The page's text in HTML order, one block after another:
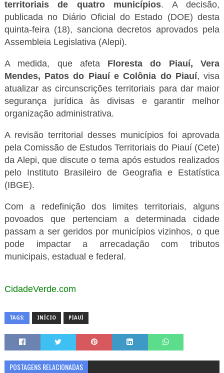
territoriais de quatro municípios. A decisão,
publicada no Diário Oficial do Estado (DOE) desta
quinta-feira (18), sanciona decretos aprovados pela
Assembleia Legislativa (Alepi).
A medida, que afeta Floresta do Piauí, Vera
Mendes, Patos do Piauí​ e Colônia do Piauí​, visa
atualizar as circunscrições territoriais para dar maior
segurança jurídica às divisas e garantir melhor
organização administrativa.
A revisão territorial desses municípios foi aprovada
pela Comissão de Estudos Territoriais do Piauí (Cete)
da Alepi, que discute o tema após estudos realizados
pelo Instituto Brasileiro de Geografia e Estatística
(IBGE).
Com a redefinição dos limites territoriais, alguns
povoados que pertenciam a determinada cidade
passam a ser geridos por municípios vizinhos, o que
pode impactar a arrecadação com tributos
municipais, estadual e federal.
CidadeVerde.com
TAGS: INÍCIO PIAUÍ
POSTAGENS RELACIONADAS